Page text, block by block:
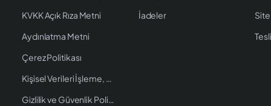
KVKK Açık Rıza Metni
Aydınlatma Metni
Çerez Politikası
Kişisel Verileri İşleme, Saklama ve İmha Politikası
Gizlilik ve Güvenlik Politikası
İadeler
Site